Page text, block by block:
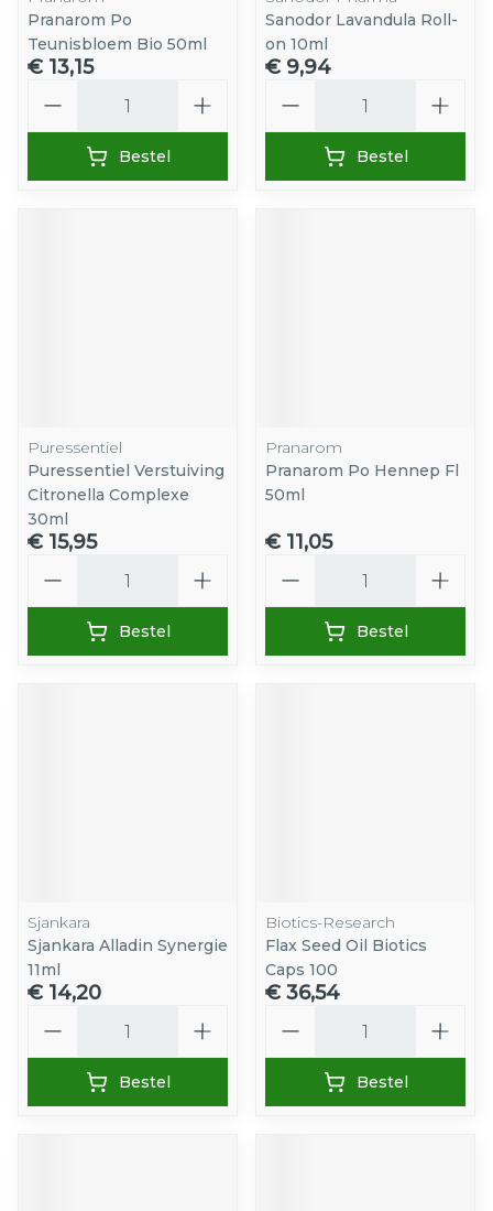
Pranarom Po
Teunisbloem Bio 50ml
€ 13,15
Bestel
Sanodor Lavandula Roll-
on 10ml
€ 9,94
Bestel
Puressentiel
Puressentiel Verstuiving
Citronella Complexe
30ml
€ 15,95
Bestel
Pranarom
Pranarom Po Hennep Fl
50ml
€ 11,05
Bestel
Sjankara
Sjankara Alladin Synergie
11ml
€ 14,20
Bestel
Biotics-Research
Flax Seed Oil Biotics
Caps 100
€ 36,54
Bestel